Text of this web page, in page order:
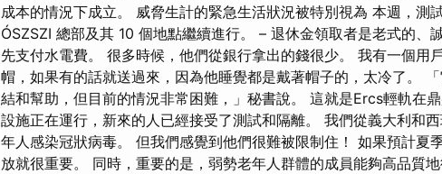
成本的情況下成立。 威脅生計的緊急生活狀況被特別視為 本週，
ÓSZSZI 總部及其 10 個地點繼續進行。 – 退休金領取者是老式的、
先支付水電費。 很多時候，他們從銀行拿出的錢很少。 我有一個用
帽，如果有的話就送過來，因為他睡覺都是戴著帽子的，太冷了。
結和幫助，但目前的情況非常困難，」秘書說。 這就是Ercs輕軌在
設施正在運行，新來的人已經接受了測試和隔離。 我們從義大利和
年人感染冠狀病毒。 但我們感覺到他們很難被限制住！ 如果預計夏
放就很重要。 同時，重要的是，弱勢老年人群體的成員能夠高品質地